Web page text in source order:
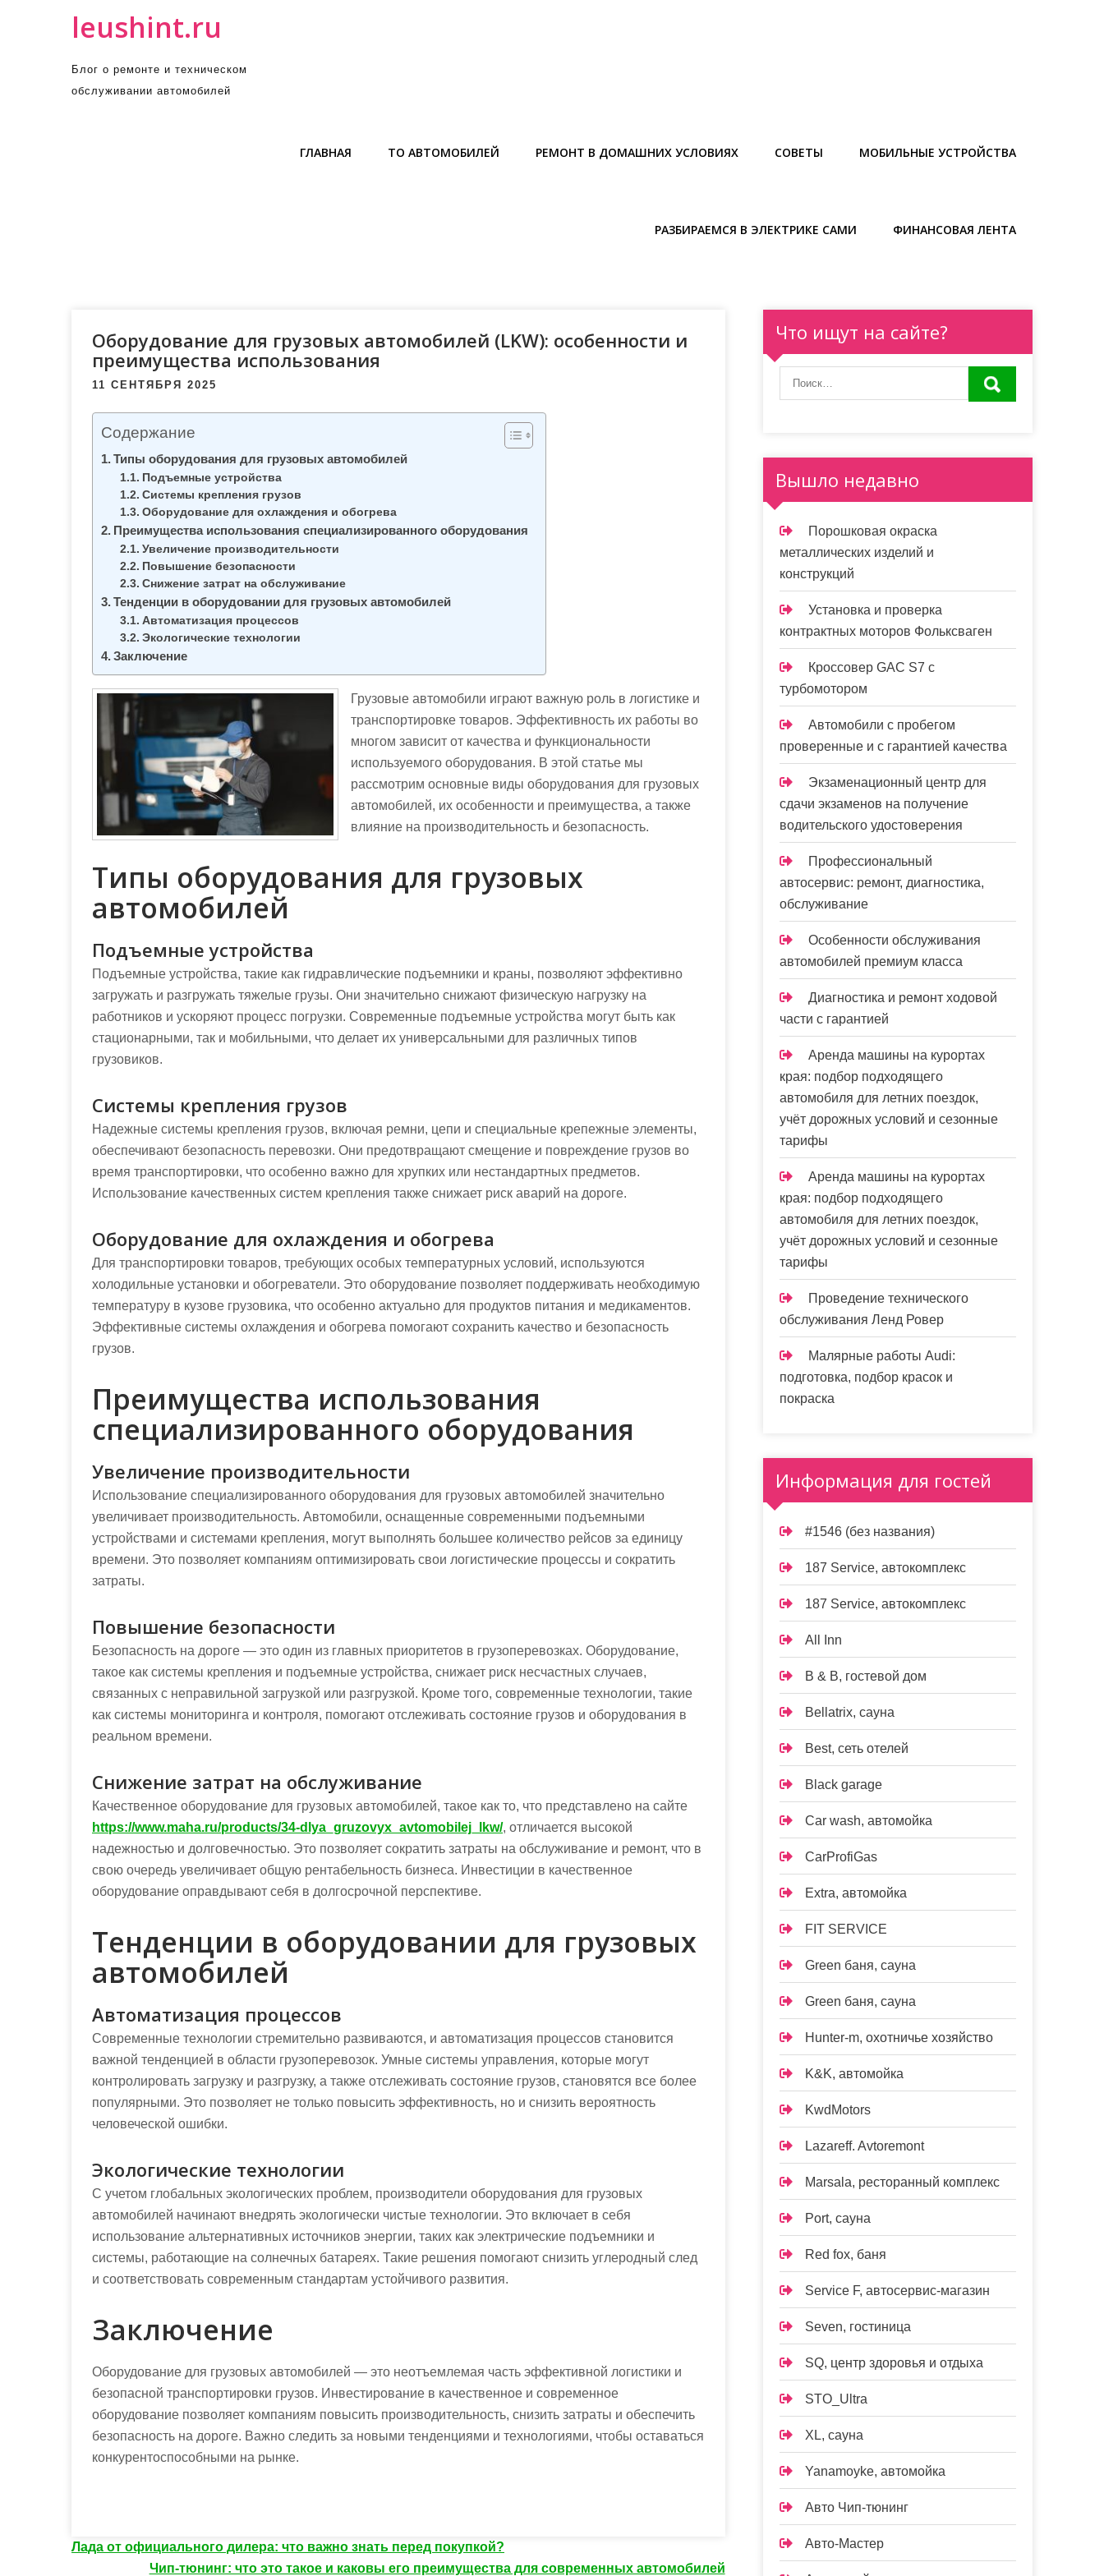
leushint.ru
Блог о ремонте и техническом
обслуживании автомобилей
ГЛАВНАЯ ТО АВТОМОБИЛЕЙ РЕМОНТ В ДОМАШНИХ УСЛОВИЯХ СОВЕТЫ МОБИЛЬНЫЕ УСТРОЙСТВА
РАЗБИРАЕМСЯ В ЭЛЕКТРИКЕ САМИ ФИНАНСОВАЯ ЛЕНТА
Оборудование для грузовых автомобилей (LKW): особенности и
преимущества использования
11 СЕНТЯБРЯ 2025
Содержание
Типы оборудования для грузовых автомобилей
Подъемные устройства
Системы крепления грузов
Оборудование для охлаждения и обогрева
Преимущества использования специализированного оборудования
Увеличение производительности
Повышение безопасности
Снижение затрат на обслуживание
Тенденции в оборудовании для грузовых автомобилей
Автоматизация процессов
Экологические технологии
Заключение
Грузовые автомобили играют важную роль в логистике и
транспортировке товаров. Эффективность их работы во
многом зависит от качества и функциональности
используемого оборудования. В этой статье мы
рассмотрим основные виды оборудования для грузовых
автомобилей, их особенности и преимущества, а также
влияние на производительность и безопасность.
Типы оборудования для грузовых
автомобилей
Подъемные устройства
Подъемные устройства, такие как гидравлические подъемники и краны, позволяют эффективно
загружать и разгружать тяжелые грузы. Они значительно снижают физическую нагрузку на
работников и ускоряют процесс погрузки. Современные подъемные устройства могут быть как
стационарными, так и мобильными, что делает их универсальными для различных типов
грузовиков.
Системы крепления грузов
Надежные системы крепления грузов, включая ремни, цепи и специальные крепежные элементы,
обеспечивают безопасность перевозки. Они предотвращают смещение и повреждение грузов во
время транспортировки, что особенно важно для хрупких или нестандартных предметов.
Использование качественных систем крепления также снижает риск аварий на дороге.
Оборудование для охлаждения и обогрева
Для транспортировки товаров, требующих особых температурных условий, используются
холодильные установки и обогреватели. Это оборудование позволяет поддерживать необходимую
температуру в кузове грузовика, что особенно актуально для продуктов питания и медикаментов.
Эффективные системы охлаждения и обогрева помогают сохранить качество и безопасность
грузов.
Преимущества использования
специализированного оборудования
Увеличение производительности
Использование специализированного оборудования для грузовых автомобилей значительно
увеличивает производительность. Автомобили, оснащенные современными подъемными
устройствами и системами крепления, могут выполнять большее количество рейсов за единицу
времени. Это позволяет компаниям оптимизировать свои логистические процессы и сократить
затраты.
Повышение безопасности
Безопасность на дороге — это один из главных приоритетов в грузоперевозках. Оборудование,
такое как системы крепления и подъемные устройства, снижает риск несчастных случаев,
связанных с неправильной загрузкой или разгрузкой. Кроме того, современные технологии, такие
как системы мониторинга и контроля, помогают отслеживать состояние грузов и оборудования в
реальном времени.
Снижение затрат на обслуживание
Качественное оборудование для грузовых автомобилей, такое как то, что представлено на сайте
https://www.maha.ru/products/34-dlya_gruzovyx_avtomobilej_lkw/, отличается высокой
надежностью и долговечностью. Это позволяет сократить затраты на обслуживание и ремонт, что в
свою очередь увеличивает общую рентабельность бизнеса. Инвестиции в качественное
оборудование оправдывают себя в долгосрочной перспективе.
Тенденции в оборудовании для грузовых
автомобилей
Автоматизация процессов
Современные технологии стремительно развиваются, и автоматизация процессов становится
важной тенденцией в области грузоперевозок. Умные системы управления, которые могут
контролировать загрузку и разгрузку, а также отслеживать состояние грузов, становятся все более
популярными. Это позволяет не только повысить эффективность, но и снизить вероятность
человеческой ошибки.
Экологические технологии
С учетом глобальных экологических проблем, производители оборудования для грузовых
автомобилей начинают внедрять экологически чистые технологии. Это включает в себя
использование альтернативных источников энергии, таких как электрические подъемники и
системы, работающие на солнечных батареях. Такие решения помогают снизить углеродный след
и соответствовать современным стандартам устойчивого развития.
Заключение
Оборудование для грузовых автомобилей — это неотъемлемая часть эффективной логистики и
безопасной транспортировки грузов. Инвестирование в качественное и современное
оборудование позволяет компаниям повысить производительность, снизить затраты и обеспечить
безопасность на дороге. Важно следить за новыми тенденциями и технологиями, чтобы оставаться
конкурентоспособными на рынке.
Н
Лада от официального дилера: что важно знать перед покупкой?
Чип-тюнинг: что это такое и каковы его преимущества для современных автомобилей
Что ищут на сайте?
Вышло недавно
Порошковая окраска
металлических изделий и
конструкций
Установка и проверка
контрактных моторов Фольксваген
Кроссовер GAC S7 с
турбомотором
Автомобили с пробегом
проверенные и с гарантией качества
Экзаменационный центр для
сдачи экзаменов на получение
водительского удостоверения
Профессиональный
автосервис: ремонт, диагностика,
обслуживание
Особенности обслуживания
автомобилей премиум класса
Диагностика и ремонт ходовой
части с гарантией
Аренда машины на курортах
края: подбор подходящего
автомобиля для летних поездок,
учёт дорожных условий и сезонные
тарифы
Аренда машины на курортах
края: подбор подходящего
автомобиля для летних поездок,
учёт дорожных условий и сезонные
тарифы
Проведение технического
обслуживания Ленд Ровер
Малярные работы Audi:
подготовка, подбор красок и
покраска
Информация для гостей
#1546 (без названия)
187 Service, автокомплекс
187 Service, автокомплекс
All Inn
B & B, гостевой дом
Bellatrix, сауна
Best, сеть отелей
Black garage
Car wash, автомойка
CarProfiGas
Extra, автомойка
FIT SERVICE
Green баня, сауна
Green баня, сауна
Hunter-m, охотничье хозяйство
K&K, автомойка
KwdMotors
Lazareff. Avtoremont
Marsala, ресторанный комплекс
Port, сауна
Red fox, баня
Service F, автосервис-магазин
Seven, гостиница
SQ, центр здоровья и отдыха
STO_Ultra
XL, сауна
Yanamoyke, автомойка
Авто Чип-тюнинг
Авто-Мастер